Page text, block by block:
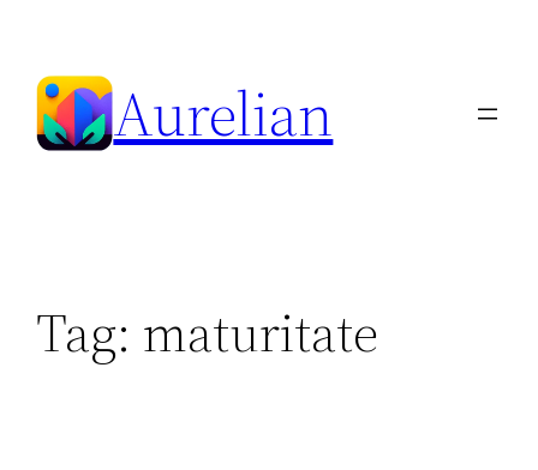
content
Aurelian
Tag: maturitate